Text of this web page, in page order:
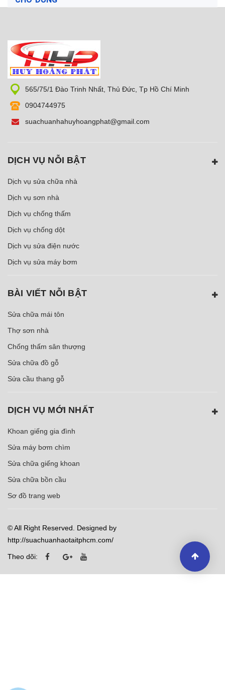
565/75/1 Đào Trinh Nhất, Thủ Đức, Tp Hồ Chí Minh
0904744975
suachuanhahuyhoangphat@gmail.com
DỊCH VỤ NỖI BẬT
Dịch vụ sửa chữa nhà
Dịch vụ sơn nhà
Dịch vụ chống thấm
Dịch vụ chống dột
Dịch vụ sửa điện nước
Dịch vụ sửa máy bơm
BÀI VIẾT NỖI BẬT
Sửa chữa mái tôn
Thợ sơn nhà
Chống thấm sân thượng
Sửa chữa đồ gỗ
Sửa cầu thang gỗ
DỊCH VỤ MỚI NHẤT
Khoan giếng gia đình
Sửa máy bơm chìm
Sửa chữa giếng khoan
Sửa chữa bồn cầu
Sơ đồ trang web
© All Right Reserved. Designed by
http://suachuanhaotaitphcm.com/
Theo dõi: